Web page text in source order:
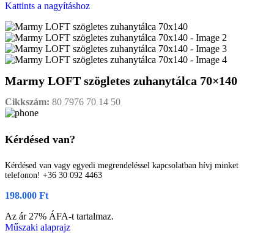
Kattints a nagyításhoz
Marmy LOFT szögletes zuhanytálca 70×140
Cikkszám: 80 7976 70 14 50
Kérdésed van?
Kérdésed van vagy egyedi megrendeléssel kapcsolatban hívj minket
telefonon! +36 30 092 4463
198.000 Ft
Az ár 27% ÁFA-t tartalmaz.
Műszaki alaprajz